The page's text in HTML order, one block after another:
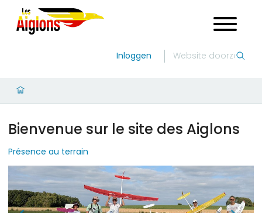
Inloggen
Bienvenue sur le site des Aiglons
Présence au terrain